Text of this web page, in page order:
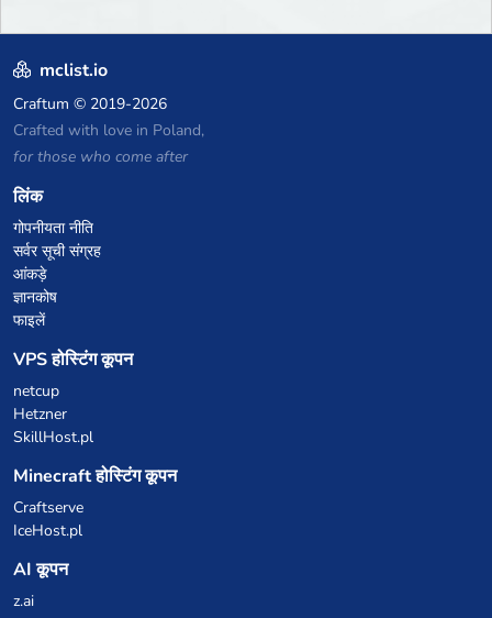
mclist.io
Craftum © 2019-2026
Crafted with love in Poland,
for those who come after
लिंक
गोपनीयता नीति
सर्वर सूची संग्रह
आंकड़े
ज्ञानकोष
फाइलें
VPS होस्टिंग कूपन
netcup
Hetzner
SkillHost.pl
Minecraft होस्टिंग कूपन
Craftserve
IceHost.pl
AI कूपन
z.ai